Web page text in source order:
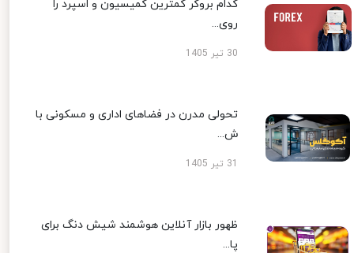
کدام بروکر کمترین کمیسیون و اسپرد را
روی...
30 تیر 1405
تحولی مدرن در فضاهای اداری و مسکونی با
ش...
ظهور بازار آنلاین هوشمند شیش دنگ برای
پا...